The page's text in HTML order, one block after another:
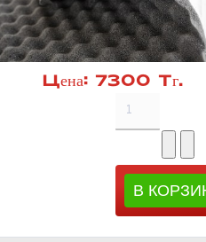
Цена: 7300 Тг.